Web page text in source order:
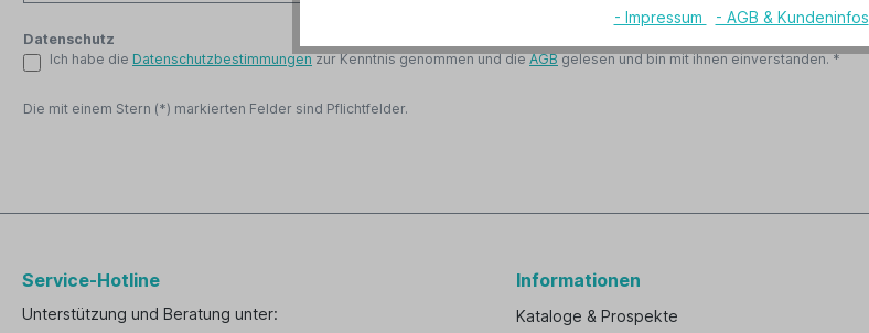
Datenschutz
Ich habe die Datenschutzbestimmungenzur Kenntnis genommen und dieAGBgelesen und bin mit ihnen einverstanden. *
Die mit einem Stern (*) markierten Felder sind Pflichtfelder.
Service-Hotline
Unterstützung und Beratung unter:
Informationen
Kataloge & Prospekte
- Impressum - AGB & Kundeninfos